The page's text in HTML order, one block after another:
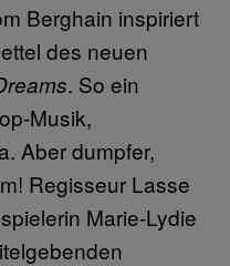
Berghain inspiriert
des neuen
. So ein
Musik,
Aber dumpfer,
Regisseur Lasse
Marie-Lydie